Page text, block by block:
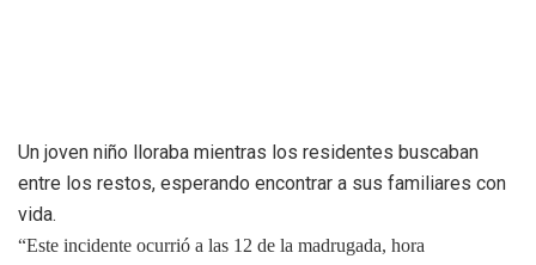
Un joven niño lloraba mientras los residentes buscaban
entre los restos, esperando encontrar a sus familiares con
vida.
“Este incidente ocurrió a las 12 de la madrugada, hora